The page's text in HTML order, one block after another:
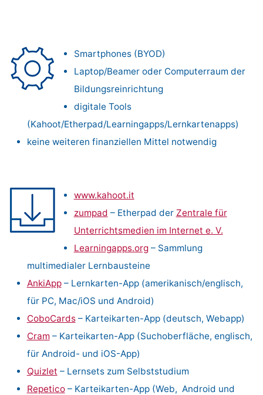
Smartphones (BYOD)
Laptop/Beamer oder Computerraum der
Bildungsreinrichtung
digitale Tools
(Kahoot/Etherpad/Learningapps/Lernkartenapps)
keine weiteren finanziellen Mittel notwendig
www.kahoot.it
zumpad – Etherpad der Zentrale für
Unterrichtsmedien im Internet e. V.
Learningapps.org– Sammlung
multimedialer Lernbausteine
AnkiApp– Lernkarten-App (amerikanisch/englisch,
für PC, Mac/iOS und Android)
CoboCards– Karteikarten-App (deutsch, Webapp)
Cram– Karteikarten-App (Suchoberfläche, englisch,
für Android- und iOS-App)
Quizlet – Lernsets zum Selbststudium
Repetico– Karteikarten-App (Web, Android und